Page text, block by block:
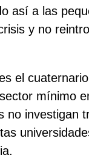
así a las
y no
el
mínimo
no investigan